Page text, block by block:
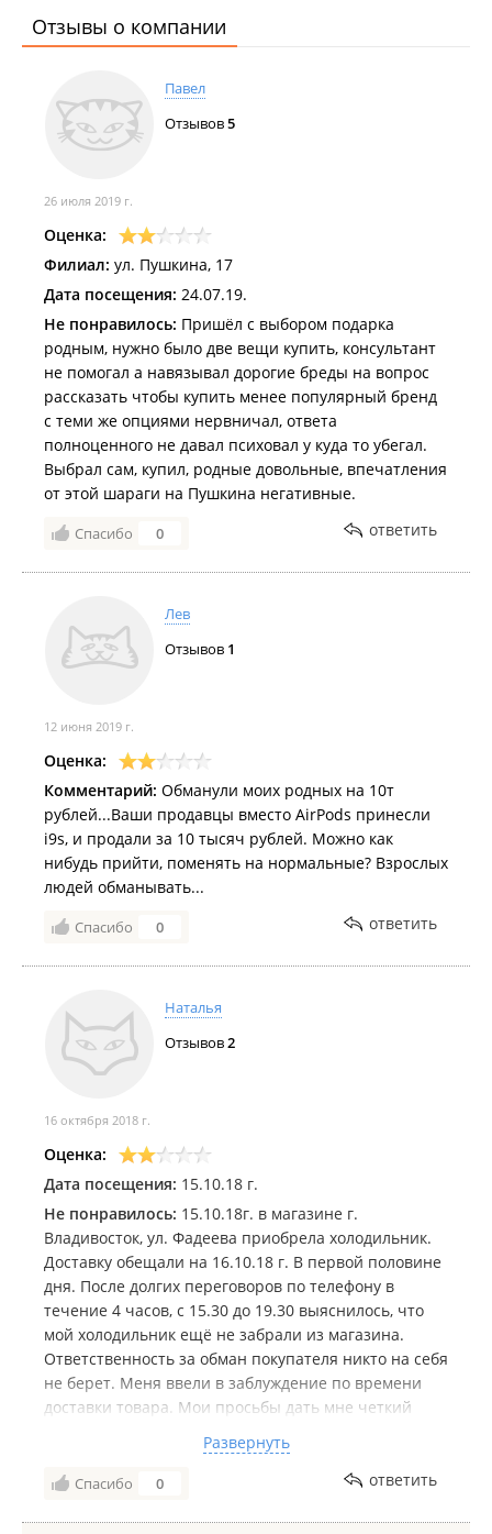
Отзывы о компании
Павел
Отзывов5
26 июля 2019 г.
Оценка:
Филиал: ул. Пушкина, 17
Дата посещения: 24.07.19.
Не понравилось: Пришёл с выбором подарка
родным, нужно было две вещи купить, консультант
не помогал а навязывал дорогие бреды на вопрос
рассказать чтобы купить менее популярный бренд
с теми же опциями нервничал, ответа
полноценного не давал психовал у куда то убегал.
Выбрал сам, купил, родные довольные, впечатления
от этой шараги на Пушкина негативные.
Спасибо 0 ответить
Лев
Отзывов 1
12 июня 2019 г.
Оценка:
Комментарий: Обманули моих родных на 10т
рублей...Ваши продавцы вместо AirPods принесли
i9s, и продали за 10 тысяч рублей. Можно как
нибудь прийти, поменять на нормальные? Взрослых
людей обманывать...
Спасибо 0 ответить
Наталья
Отзывов2
16 октября 2018 г.
Оценка:
Дата посещения: 15.10.18 г.
Не понравилось: 15.10.18г. в магазине г.
Владивосток, ул. Фадеева приобрела холодильник.
Доставку обещали на 16.10.18 г. В первой половине
дня. После долгих переговоров по телефону в
течение 4 часов, с 15.30 до 19.30 выяснилось, что
мой холодильник ещё не забрали из магазина.
Ответственность за обман покупателя никто на себя
не берет. Меня ввели в заблуждение по времени
доставки товара. Мои просьбы дать мне четкий
меня будет дома стоять холодильник остались без
ответа. В едином колл центре очень внимательный
звонка в магазин начинается самое интересное.
Развернуть
Спасибо 0 ответить